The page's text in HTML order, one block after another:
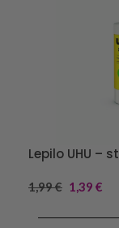
Lepilo UHU –
1,99€ 1,39 €